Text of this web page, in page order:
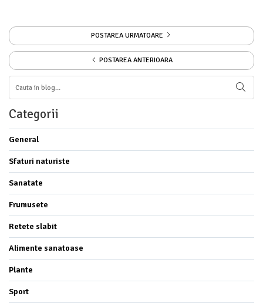
POSTAREA URMATOARE
POSTAREA ANTERIOARA
Categorii
General
Sfaturi naturiste
Sanatate
Frumusete
Retete slabit
Alimente sanatoase
Plante
Sport